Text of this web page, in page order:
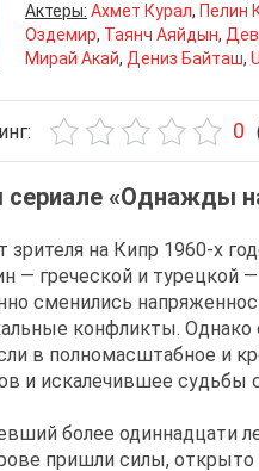
Актеры: Ахмет Курал, Пелин
Оздемир, Таянч Аяйдын,
Мирай Акай, Дениз Байташ,
0
сериале «Однажды
на Кипр 1960-х
— греческой и турецкой
сменились
конфликты.
в полномасштабное и
и искалечившее судьбы
более одиннадцати
пришли силы,